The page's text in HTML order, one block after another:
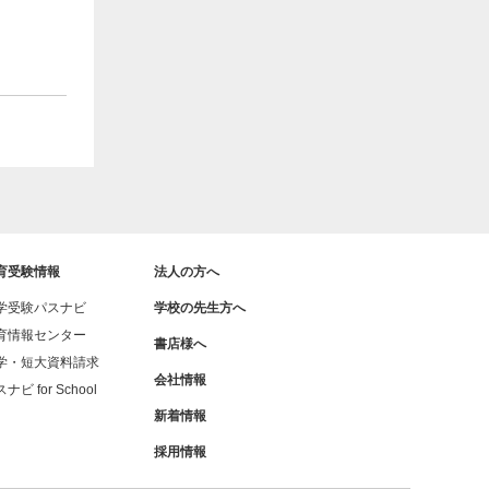
受験情報
受験パスナビ
情報センター
・短大資料請求
ナビ for School
法人の方へ
学校の先生方へ
書店様へ
会社情報
新着情報
採用情報